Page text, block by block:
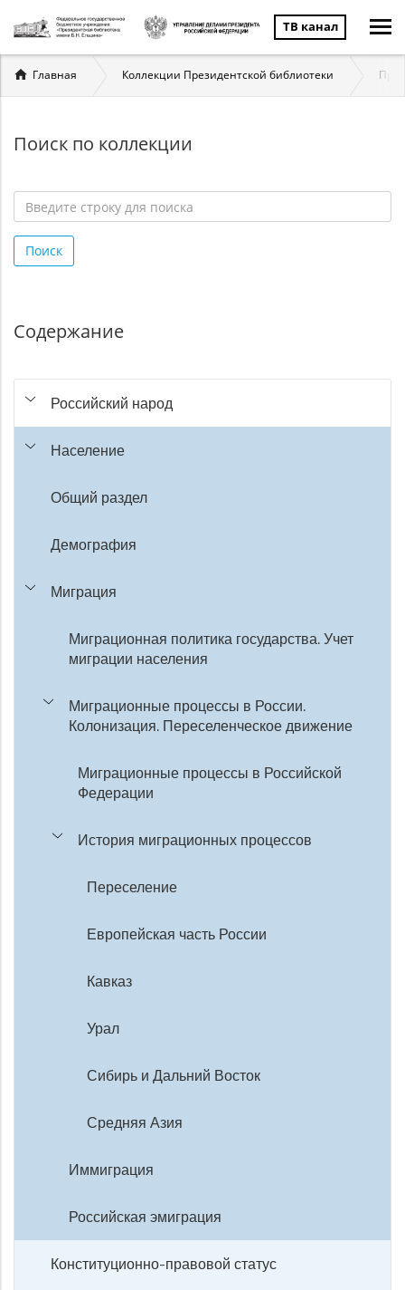
ТВ канал
Вы
здесь
Главная Коллекции Президентской библиотеки
Поиск по коллекции
строку
для
Поиск
Содержание
Российский народ
Население
Общий раздел
Демография
Миграция
Миграционная политика государства. Учет
миграции населения
Миграционные процессы в России.
Колонизация. Переселенческое движение
Миграционные процессы в Российской
Федерации
История миграционных процессов
Переселение
Европейская часть России
Кавказ
Урал
Сибирь и Дальний Восток
Средняя Азия
Иммиграция
Российская эмиграция
Конституционно-правовой статус